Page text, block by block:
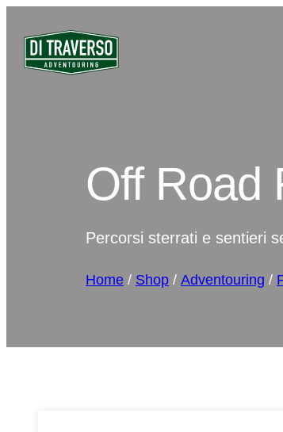
Off Road
Percorsi sterrati e sentieri
Home / Shop / Adventouring /